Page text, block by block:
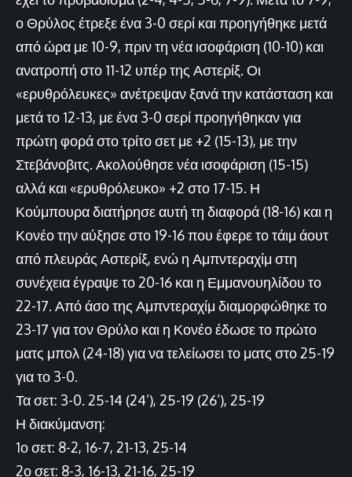
ο Θρύλος έτρεξε ένα 3-0 σερί και προηγήθηκε μετά
από ώρα με 10-9, πριν τη νέα ισοφάριση (10-10) και
ανατροπή στο 11-12 υπέρ της Αστερίξ. Οι
«ερυθρόλευκες» ανέτρεψαν ξανά την κατάσταση και
μετά το 12-13, με ένα 3-0 σερί προηγήθηκαν για
πρώτη φορά στο τρίτο σετ με +2 (15-13), με την
Στεβάνοβιτς. Ακολούθησε νέα ισοφάριση (15-15)
αλλά και «ερυθρόλευκο» +2 στο 17-15. Η
Κούμπουρα διατήρησε αυτή τη διαφορά (18-16) και η
Κονέο την αύξησε στο 19-16 που έφερε το τάιμ άουτ
από πλευράς Αστερίξ, ενώ η Αμπντεραχίμ στη
συνέχεια έγραψε το 20-16 και η Εμμανουηλίδου το
22-17. Από άσο της Αμπντεραχίμ διαμορφώθηκε το
23-17 για τον Θρύλο και η Κονέο έδωσε το πρώτο
ματς μπολ (24-18) για να τελείωσει το ματς στο 25-19
για το 3-0.
Τα σετ: 3-0. 25-14 (24’), 25-19 (26’), 25-19
Η διακύμανση:
1ο σετ: 8-2, 16-7, 21-13, 25-14
2ο σετ: 8-3, 16-13, 21-16, 25-19